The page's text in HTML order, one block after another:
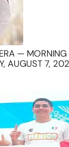
— MORNING
AUGUST 7,